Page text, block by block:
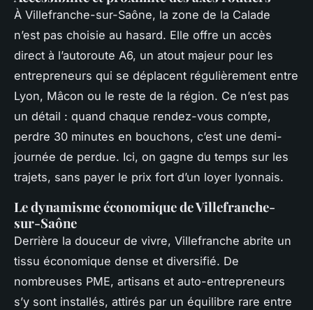
À Villefranche-sur-Saône, la zone de la Calade
n’est pas choisie au hasard. Elle offre un accès
direct à l’autoroute A6, un atout majeur pour les
entrepreneurs qui se déplacent régulièrement entre
Lyon, Mâcon ou le reste de la région. Ce n’est pas
un détail : quand chaque rendez-vous compte,
perdre 30 minutes en bouchons, c’est une demi-
journée de perdue. Ici, on gagne du temps sur les
trajets, sans payer le prix fort d’un loyer lyonnais.
Le dynamisme économique de Villefranche-
sur-Saône
Derrière la douceur de vivre, Villefranche abrite un
tissu économique dense et diversifié. De
nombreuses PME, artisans et auto-entrepreneurs
s’y sont installés, attirés par un équilibre rare entre